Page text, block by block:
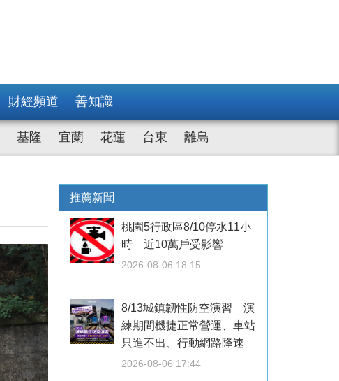
財經頻道 善知識
基隆 宜蘭 花蓮 台東 離島
推薦新聞
桃園5行政區8/10停水11小
時 近10萬戶受影響
2026-08-06 18:15
8/13城鎮韌性防空演習 演
練期間機捷正常營運、車站
只進不出、行動網路降速
2026-08-06 17:44